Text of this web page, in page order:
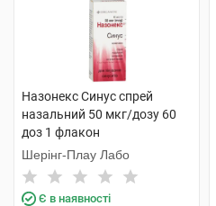
Назонекс Синус спрей
назальний 50 мкг/дозу 60
доз 1 флакон
Шерінг-Плау Лабо
Є в наявності